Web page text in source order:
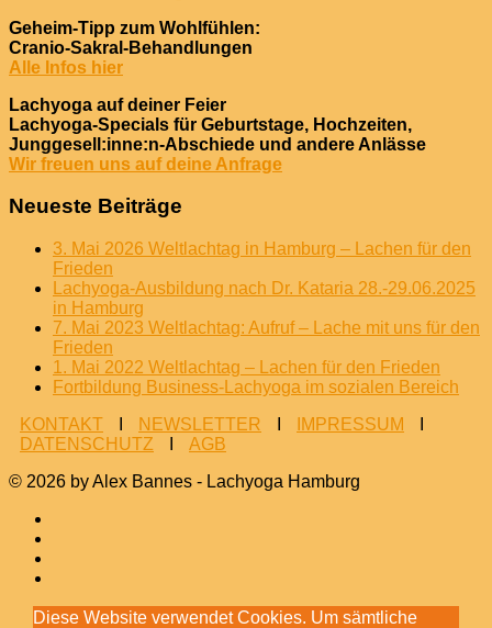
Geheim-Tipp zum Wohlfühlen:
Cranio-Sakral-Behandlungen
Alle Infos hier
Lachyoga auf deiner Feier
Lachyoga-Specials für Geburtstage, Hochzeiten,
Junggesell:inne:n-Abschiede und andere Anlässe
Wir freuen uns auf deine Anfrage
Neueste Beiträge
3. Mai 2026 Weltlachtag in Hamburg – Lachen für den
Frieden
Lachyoga-Ausbildung nach Dr. Kataria 28.-29.06.2025
in Hamburg
7. Mai 2023 Weltlachtag: Aufruf – Lache mit uns für den
Frieden
1. Mai 2022 Weltlachtag – Lachen für den Frieden
Fortbildung Business-Lachyoga im sozialen Bereich
KONTAKT
NEWSLETTER IMPRESSUM
DATENSCHUTZ
AGB
© 2026 by Alex Bannes - Lachyoga Hamburg
Diese Website verwendet Cookies. Um sämtliche